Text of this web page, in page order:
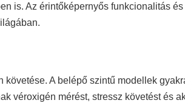
is. Az érintőképernyős funkcionalitás
A belépő szintű modellek
véroxigén mérést, stressz követést és